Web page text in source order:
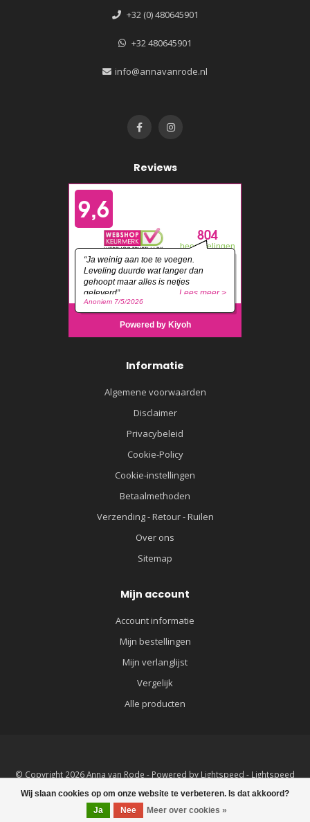
Wij slaan cookies op om onze website te verbeteren. Is dat akkoord?
Ja
Nee Meer over cookies »
+32 (0) 480645901
+32 480645901
info@annavanrode.nl
Reviews
Informatie
Algemene voorwaarden
Disclaimer
Privacybeleid
Cookie-Policy
Cookie-instellingen
Betaalmethoden
Verzending - Retour - Ruilen
Over ons
Sitemap
Mijn account
Account informatie
Mijn bestellingen
Mijn verlanglijst
Vergelijk
Alle producten
© Copyright 2026 Anna van Rode - Powered by Lightspeed - Lightspeed
designbyDyvelopment